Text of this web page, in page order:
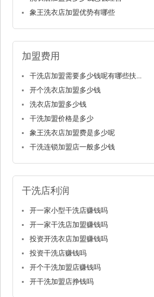
象王洗衣店加盟优势有哪些
加盟费用
干洗店加盟需要多少钱呢有哪些扶...
开个洗衣店加盟多少钱
洗衣店加盟多少钱
干洗加盟价格是多少
象王洗衣店加盟费是多少呢
干洗连锁加盟店一般多少钱
干洗店利润
开一家小型干洗店赚钱吗
开一家干洗店加盟赚钱吗
投资开洗衣店加盟赚钱吗
投资干洗店赚钱吗
开个干洗加盟店赚钱吗
开干洗加盟店挣钱吗